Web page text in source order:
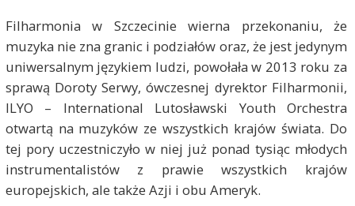
Filharmonia w Szczecinie wierna przekonaniu, że
muzyka nie zna granic i podziałów oraz, że jest jedynym
uniwersalnym językiem ludzi, powołała w 2013 roku za
sprawą Doroty Serwy, ówczesnej dyrektor Filharmonii,
ILYO – International Lutosławski Youth Orchestra
otwartą na muzyków ze wszystkich krajów świata. Do
tej pory uczestniczyło w niej już ponad tysiąc młodych
instrumentalistów z prawie wszystkich krajów
europejskich, ale także Azji i obu Ameryk.